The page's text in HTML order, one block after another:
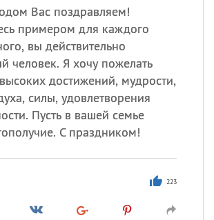
Вас поздравляем!
примером для каждого
вы действительно
человек. Я хочу пожелать
достижений, мудрости,
силы, удовлетворения
Пусть в вашей семье
С праздником!
223
покровительницы
телевидения
ИМЕНА
Сегодня празднуют именины
Герман,Иван,Клим
Посмотреть значение